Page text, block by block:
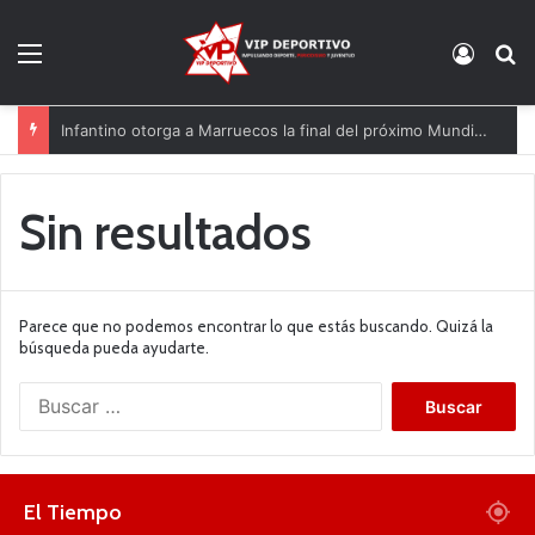
Infantino otorga a Marruecos la final del próximo Mundial 2030
Sin resultados
Parece que no podemos encontrar lo que estás buscando. Quizá la
búsqueda pueda ayudarte.
El Tiempo